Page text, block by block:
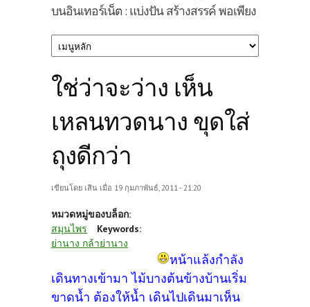
บนอินเทอร์เน็ต : แบ่งปัน สร้างสรรค์ พอเพียง
ใช่ว่าจะว่าง เห็น
เหลนทวดนาง ขุดใส่
ถุงดีกว่า
เขียนโดย เสิน เมื่อ 19 กุมภาพันธ์, 2011 - 21:20
หมวดหมู่ของบล็อก:
สมุนไพร
Keywords:
ย่านาง กล้าย่านาง
หน้าแล้งกำลัง
เดินทางเข้ามา ไม้บางต้นข้างบ้านเริ่ม
ขาดน้ำ ต้องให้น้ำ เดินไปเดินมาเห็น